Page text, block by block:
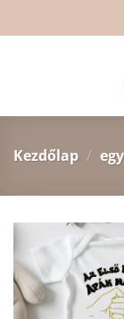
to
Kezdőlap /